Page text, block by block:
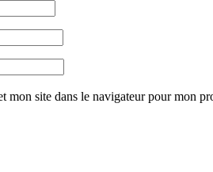
mon site dans le navigateur pour mon